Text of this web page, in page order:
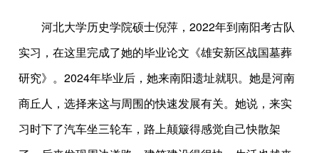
河北大学历史学院硕士倪萍，2022年到南阳考古队
实习，在这里完成了她的毕业论文《雄安新区战国墓葬
研究》。2024年毕业后，她来南阳遗址就职。她是河南
商丘人，选择来这与周围的快速发展有关。她说，来实
习时下了汽车坐三轮车，路上颠簸得感觉自己快散架